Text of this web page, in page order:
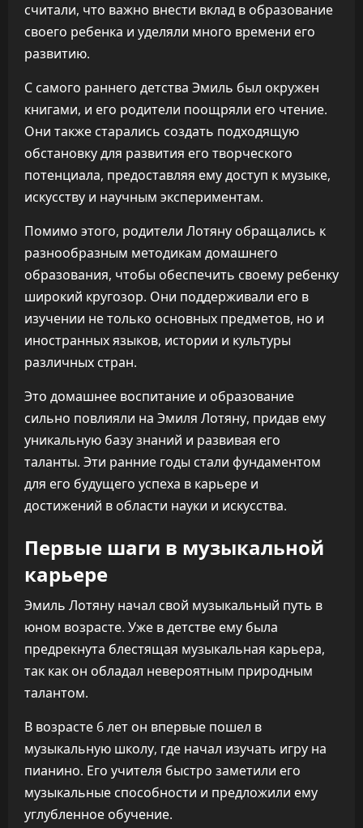
считали, что важно внести вклад в образование
своего ребенка и уделяли много времени его
развитию.
С самого раннего детства Эмиль был окружен
книгами, и его родители поощряли его чтение.
Они также старались создать подходящую
обстановку для развития его творческого
потенциала, предоставляя ему доступ к музыке,
искусству и научным экспериментам.
Помимо этого, родители Лотяну обращались к
разнообразным методикам домашнего
образования, чтобы обеспечить своему ребенку
широкий кругозор. Они поддерживали его в
изучении не только основных предметов, но и
иностранных языков, истории и культуры
различных стран.
Это домашнее воспитание и образование
сильно повлияли на Эмиля Лотяну, придав ему
уникальную базу знаний и развивая его
таланты. Эти ранние годы стали фундаментом
для его будущего успеха в карьере и
достижений в области науки и искусства.
Первые шаги в музыкальной
карьере
Эмиль Лотяну начал свой музыкальный путь в
юном возрасте. Уже в детстве ему была
предрекнута блестящая музыкальная карьера,
так как он обладал невероятным природным
талантом.
В возрасте 6 лет он впервые пошел в
музыкальную школу, где начал изучать игру на
пианино. Его учителя быстро заметили его
музыкальные способности и предложили ему
углубленное обучение.